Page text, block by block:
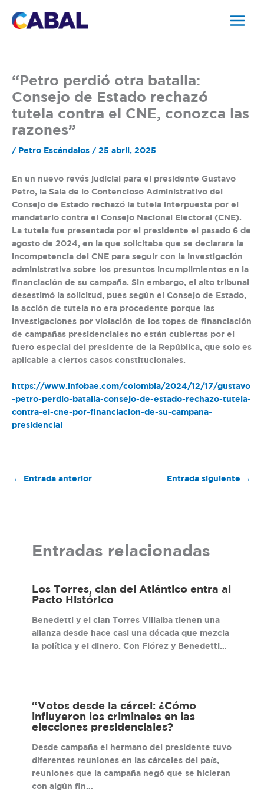
“Petro perdió otra batalla:
Consejo de Estado rechazó
tutela contra el CNE, conozca las
razones”
/ Petro Escándalos / 25 abril, 2025
En un nuevo revés judicial para el presidente Gustavo
Petro, la Sala de lo Contencioso Administrativo del
Consejo de Estado rechazó la tutela interpuesta por el
mandatario contra el Consejo Nacional Electoral (CNE).
La tutela fue presentada por el presidente el pasado 6 de
agosto de 2024, en la que solicitaba que se declarara la
incompetencia del CNE para seguir con la investigación
administrativa sobre los presuntos incumplimientos en la
financiación de su campaña. Sin embargo, el alto tribunal
desestimó la solicitud, pues según el Consejo de Estado,
la acción de tutela no era procedente porque las
investigaciones por violación de los topes de financiación
de campañas presidenciales no están cubiertas por el
fuero especial del presidente de la República, que solo es
aplicable a ciertos casos constitucionales.
https://www.infobae.com/colombia/2024/12/17/gustavo
-petro-perdio-batalla-consejo-de-estado-rechazo-tutela-
contra-el-cne-por-financiacion-de-su-campana-
presidencial
← Entrada anterior Entrada siguiente →
Entradas relacionadas
Los Torres, clan del Atlántico entra al
Pacto Histórico
Benedetti y el clan Torres Villalba tienen una
alianza desde hace casi una década que mezcla
la política y el dinero. Con Flórez y Benedetti…
“Votos desde la cárcel: ¿Cómo
influyeron los criminales en las
elecciones presidenciales?
Desde campaña el hermano del presidente tuvo
diferentes reuniones en las cárceles del país,
reuniones que la campaña negó que se hicieran
con algún fin…